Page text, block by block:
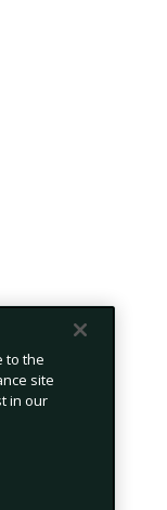
to the
site
in our